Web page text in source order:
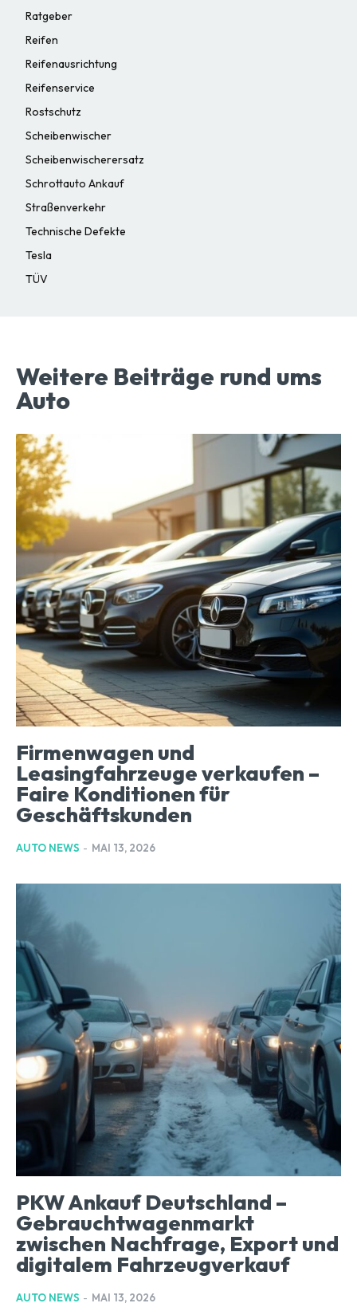
Ratgeber
Reifen
Reifenausrichtung
Reifenservice
Rostschutz
Scheibenwischer
Scheibenwischerersatz
Schrottauto Ankauf
Straßenverkehr
Technische Defekte
Tesla
TÜV
Weitere Beiträge rund ums
Auto
Firmenwagen und
Leasingfahrzeuge verkaufen –
Faire Konditionen für
Geschäftskunden
AUTO NEWS - MAI 13, 2026
PKW Ankauf Deutschland –
Gebrauchtwagenmarkt
zwischen Nachfrage, Export und
digitalem Fahrzeugverkauf
AUTO NEWS - MAI 13, 2026